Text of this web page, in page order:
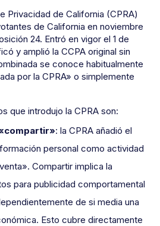
Privacidad de California (CPRA)
de California en noviembre
24. Entró en vigor el 1 de
y amplió la CCPA original sin
se conoce habitualmente
por la CPRA» o simplemente
que introdujo la CPRA son:
: la CPRA añadió el
personal como actividad
Compartir implica la
para publicidad comportamental
de si media una
Esto cubre directamente